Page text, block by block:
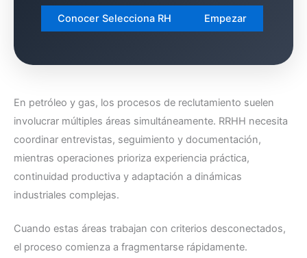
Conocer Selecciona RH Empezar
En petróleo y gas, los procesos de reclutamiento suelen
involucrar múltiples áreas simultáneamente. RRHH necesita
coordinar entrevistas, seguimiento y documentación,
mientras operaciones prioriza experiencia práctica,
continuidad productiva y adaptación a dinámicas
industriales complejas.
Cuando estas áreas trabajan con criterios desconectados,
el proceso comienza a fragmentarse rápidamente.